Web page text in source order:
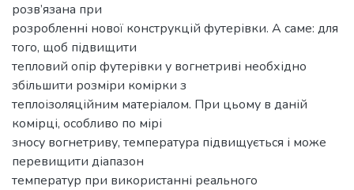
розв’язана при
розробленні нової конструкцій футерівки. А саме: для
того, щоб підвищити
тепловий опір футерівки у вогнетриві необхідно
збільшити розміри комірки з
теплоізоляційним матеріалом. При цьому в даній
комірці, особливо по мірі
зносу вогнетриву, температура підвищується і може
перевищити діапазон
температур при використанні реального